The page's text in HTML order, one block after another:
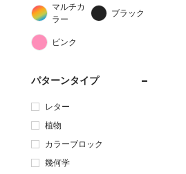
マルチカ
ラー
ブラック
ピンク
パターンタイプ
レター
植物
カラーブロック
幾何学